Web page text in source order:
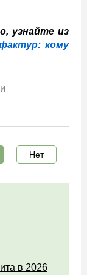
узнайте из
кому
Нет
в 2026